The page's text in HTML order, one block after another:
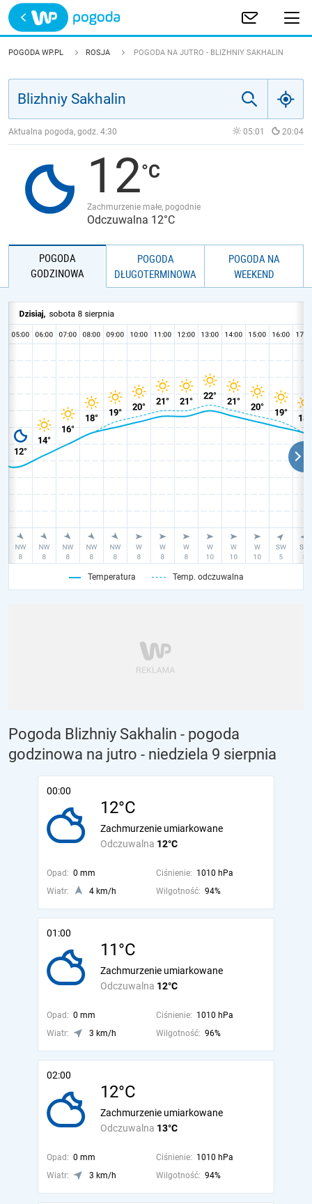
Trwa ładowanie
POLSKA
JAKOŚĆ POWIETRZA
POGODA WP.PL ROSJA POGODA NA JUTRO - BLIZHNIY SAKHALIN
Aktualna pogoda, godz. 4:30 05:01 20:04
12
Zachmurzenie małe, pogodnie
Odczuwalna 12°C
POGODA
GODZINOWA
POGODA
DŁUGOTERMINOWA
POGODA NA
WEEKEND
Temperatura Temp. odczuwalna
Pogoda Blizhniy Sakhalin - pogoda
godzinowa na jutro - niedziela 9 sierpnia
00:00
12°C
Odczuwalna 12°C
Zachmurzenie umiarkowane
Opad: 0 mm Ciśnienie: 1010 hPa
Wiatr:
4 km/h Wilgotność: 94%
01:00
11°C
Odczuwalna 12°C
Zachmurzenie umiarkowane
Opad: 0 mm Ciśnienie: 1010 hPa
Wiatr:
3 km/h Wilgotność: 96%
02:00
12°C
Odczuwalna 13°C
Zachmurzenie umiarkowane
Opad: 0 mm Ciśnienie: 1010 hPa
Wiatr:
3 km/h Wilgotność: 94%